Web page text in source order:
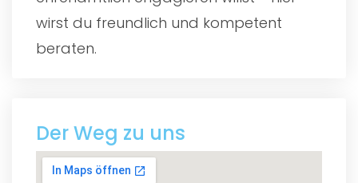
wirst du freundlich und kompetent
beraten.
Der Weg zu uns